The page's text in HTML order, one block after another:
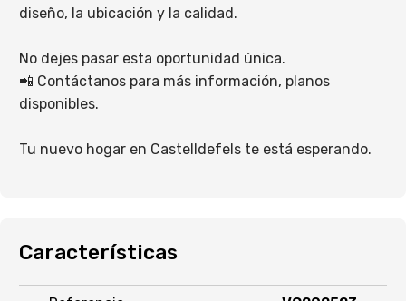
diseño, la ubicación y la calidad.
No dejes pasar esta oportunidad única.
📲 Contáctanos para más información, planos
disponibles.
Tu nuevo hogar en Castelldefels te está esperando.
Características